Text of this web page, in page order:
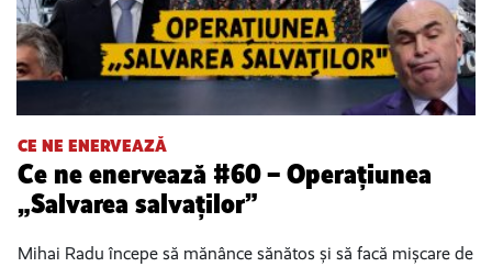
CE NE ENERVEAZĂ
Ce ne enervează #60 – Operațiunea
„Salvarea salvaților”
Mihai Radu începe să mănânce sănătos și să facă mișcare de